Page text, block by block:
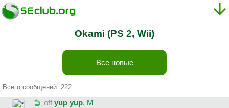
Okami (PS 2, Wii)
Все новые
Всего сообщений: 222
off yup yup, М